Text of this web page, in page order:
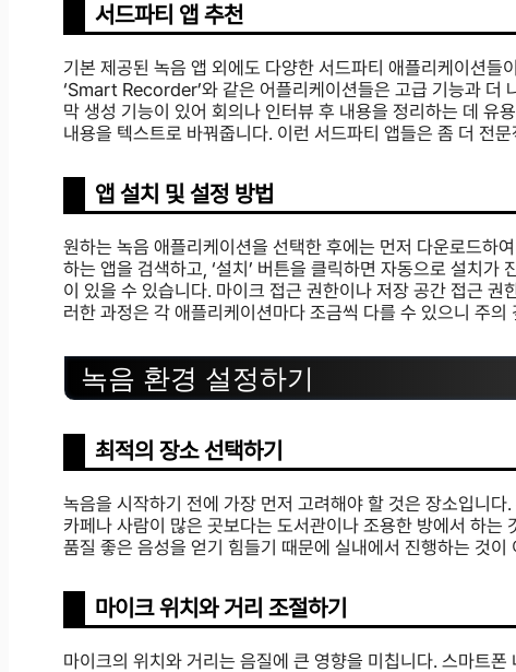
서드파티 앱 추천
기본 제공된 녹음 앱 외에도 다양한 서드파티 애플리케이션들
‘Smart Recorder’와 같은 어플리케이션들은 고급 기능과
막 생성 기능이 있어 회의나 인터뷰 후 내용을 정리하는 데
내용을 텍스트로 바꿔줍니다. 이런 서드파티 앱들은 좀 더 전
앱 설치 및 설정 방법
원하는 녹음 애플리케이션을 선택한 후에는 먼저 다운로드하
하는 앱을 검색하고, ‘설치’ 버튼을 클릭하면 자동으로 설치
이 있을 수 있습니다. 마이크 접근 권한이나 저장 공간 접근 권
러한 과정은 각 애플리케이션마다 조금씩 다를 수 있으니 주의
녹음 환경 설정하기
최적의 장소 선택하기
녹음을 시작하기 전에 가장 먼저 고려해야 할 것은 장소입니
카페나 사람이 많은 곳보다는 도서관이나 조용한 방에서 하
품질 좋은 음성을 얻기 힘들기 때문에 실내에서 진행하는 것이
마이크 위치와 거리 조절하기
마이크의 위치와 거리는 음질에 큰 영향을 미칩니다. 스마트